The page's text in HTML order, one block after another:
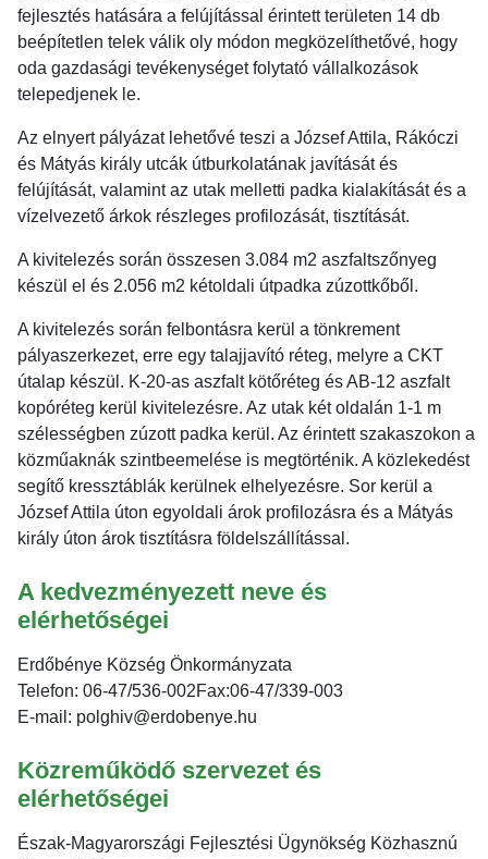
fejlesztés hatására a felújítással érintett területen 14 db
beépítetlen telek válik oly módon megközelíthetővé, hogy
oda gazdasági tevékenységet folytató vállalkozások
telepedjenek le.
Az elnyert pályázat lehetővé teszi a József Attila, Rákóczi
és Mátyás király utcák útburkolatának javítását és
felújítását, valamint az utak melletti padka kialakítását és a
vízelvezető árkok részleges profilozását, tisztítását.
A kivitelezés során összesen 3.084 m2 aszfaltszőnyeg
készül el és 2.056 m2 kétoldali útpadka zúzottkőből.
A kivitelezés során felbontásra kerül a tönkrement
pályaszerkezet, erre egy talajjavító réteg, melyre a CKT
útalap készül. K-20-as aszfalt kötőréteg és AB-12 aszfalt
kopóréteg kerül kivitelezésre. Az utak két oldalán 1-1 m
szélességben zúzott padka kerül. Az érintett szakaszokon a
közműaknák szintbeemelése is megtörténik. A közlekedést
segítő kressztáblák kerülnek elhelyezésre. Sor kerül a
József Attila úton egyoldali árok profilozásra és a Mátyás
király úton árok tisztításra földelszállítással.
A kedvezményezett neve és
elérhetőségei
Erdőbénye Község Önkormányzata
Telefon: 06-47/536-002Fax:06-47/339-003
E-mail: polghiv@erdobenye.hu
Közreműködő szervezet és
elérhetőségei
Észak-Magyarországi Fejlesztési Ügynökség Közhasznú